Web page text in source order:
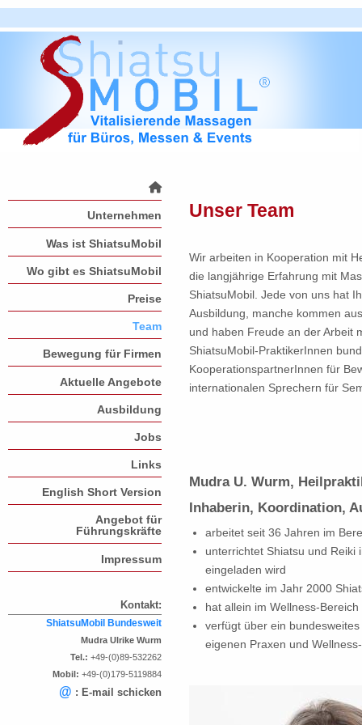
Unternehmen
Was ist ShiatsuMobil
Wo gibt es ShiatsuMobil
Preise
Team
Bewegung für Firmen
Aktuelle Angebote
Ausbildung
Jobs
Links
English Short Version
Angebot für
Führungskräfte
Impressum
Kontakt:
ShiatsuMobil Bundesweit
Mudra Ulrike Wurm
Tel.: +49-(0)89-532262
Mobil: +49-(0)179-5119884
@ : E-mail schicken
Unser Team
Wir arbeiten in Kooperation mit
die langjährige Erfahrung mit
ShiatsuMobil. Jede von uns hat
Ausbildung, manche kommen
und haben Freude an der Arbeit
ShiatsuMobil-PraktikerInnen
KooperationspartnerInnen für
internationalen Sprechern für
Mudra U. Wurm,
Inhaberin, Koordination,
arbeitet seit 36 Jahren im
unterrichtet Shiatsu und Reiki
eingeladen wird
entwickelte im Jahr 2000
hat allein im Wellness-
verfügt über ein
eigenen Praxen und